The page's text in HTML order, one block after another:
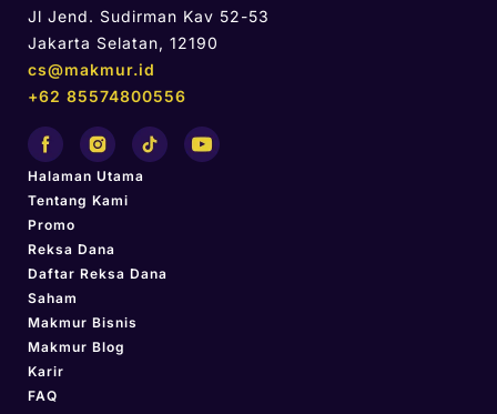
Jl Jend. Sudirman Kav 52-53
Jakarta Selatan, 12190
cs@makmur.id
+62 85574800556
Halaman Utama
Tentang Kami
Promo
Reksa Dana
Daftar Reksa Dana
Saham
Makmur Bisnis
Makmur Blog
Karir
FAQ